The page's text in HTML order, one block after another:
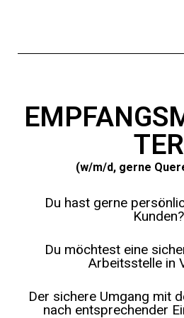
TER
(w/m/d, gerne
Du hast gerne
Kunden?
Du möchtest eine
Arbeitsstelle in
Der sichere Umgang mit
nach entsprechender